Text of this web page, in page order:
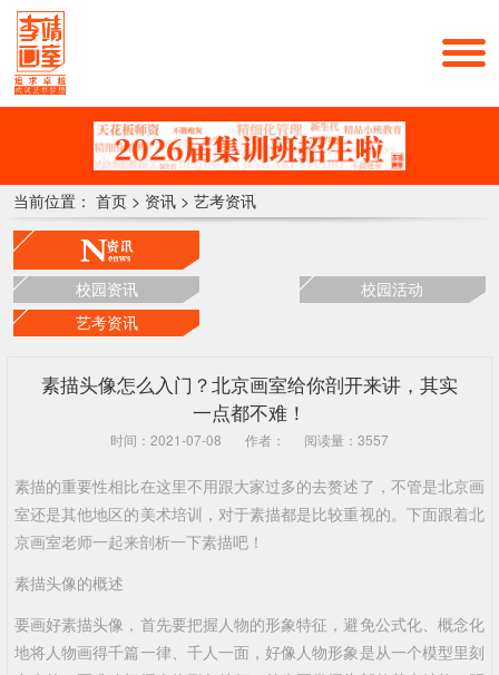
当前位置： 首页 > 资讯 > 艺考资讯
校园资讯
校园活动
艺考资讯
素描头像怎么入门？北京画室给你剖开来讲，其实
一点都不难！
时间：2021-07-08 作者： 阅读量：3557
素描的重要性相比在这里不用跟大家过多的去赘述了，不管是北京画
室还是其他地区的美术培训，对于素描都是比较重视的。下面跟着北
京画室老师一起来剖析一下素描吧！
素描头像的概述
要画好素描头像，首先要把握人物的形象特征，避免公式化、概念化
地将人物画得千篇一律、千人一面，好像人物形象是从一个模型里刻